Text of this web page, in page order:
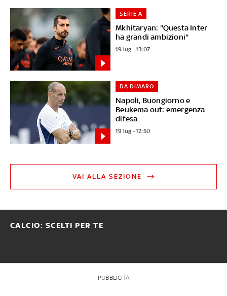
Mkhitaryan: "Questa Inter
ha grandi ambizioni"
SERIE A
19 lug - 13:07
Napoli, Buongiorno e
Beukema out: emergenza
difesa
DA DIMARO
19 lug - 12:50
VAI ALLA SEZIONE
CALCIO: SCELTI PER TE
PUBBLICITÀ